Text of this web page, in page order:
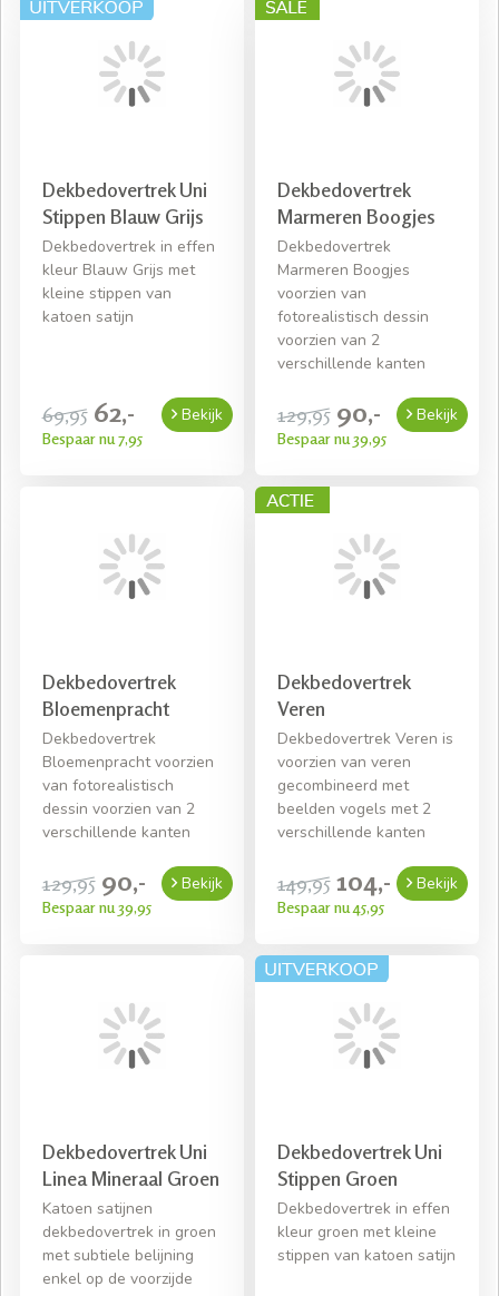
Dekbedovertrek Uni
Stippen Blauw Grijs
Dekbedovertrek in effen
kleur Blauw Grijs met
kleine stippen van
katoen satijn
69,95 62,-
Bespaar nu 7,95
Bekijk
Dekbedovertrek
Marmeren Boogjes
Dekbedovertrek
Marmeren Boogjes
voorzien van
fotorealistisch dessin
voorzien van 2
verschillende kanten
129,95 90,-
Bespaar nu 39,95
Bekijk
Dekbedovertrek
Bloemenpracht
Dekbedovertrek
Bloemenpracht voorzien
van fotorealistisch
dessin voorzien van 2
verschillende kanten
129,95 90,-
Bespaar nu 39,95
Bekijk
Dekbedovertrek
Veren
Dekbedovertrek Veren is
voorzien van veren
gecombineerd met
beelden vogels met 2
verschillende kanten
149,95 104,-
Bespaar nu 45,95
Bekijk
Dekbedovertrek Uni
Linea Mineraal Groen
Katoen satijnen
dekbedovertrek in groen
met subtiele belijning
enkel op de voorzijde
Dekbedovertrek Uni
Stippen Groen
Dekbedovertrek in effen
kleur groen met kleine
stippen van katoen satijn